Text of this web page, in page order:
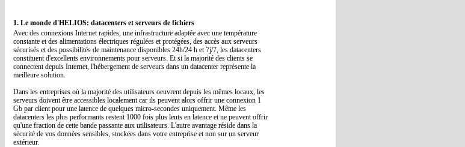
1. Le monde d'HELIOS: datacenters et serveurs de fichiers
Avec des connexions Internet rapides, une infrastructure adaptée avec une température
constante et des alimentations électriques régulées et protégées, des accès aux serveurs
sécurisés et des possibilités de maintenance disponibles 24h/24 h et 7j/7, les datacenters
constituent d'excellents environnements pour serveurs. Et si la majorité des clients se
connectent depuis Internet, l'hébergement de serveurs dans un datacenter représente la
meilleure solution.
Dans les entreprises où la majorité des utilisateurs oeuvrent depuis les mêmes locaux, les
serveurs doivent être accessibles localement car ils peuvent alors offrir une connexion 1
Gb par client pour une latence de quelques micro-secondes uniquement. Même les
datacenters les plus performants restent 1000 fois plus lents en latence et ne peuvent offrir
qu'une fraction de cette bande passante aux utilisateurs. L'autre avantage réside dans la
sécurité de vos données sensibles, stockées dans votre entreprise et non sur un serveur
extérieur.